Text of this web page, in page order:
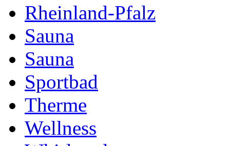
Rheinland-Pfalz
Sauna
Sauna
Sportbad
Therme
Wellness